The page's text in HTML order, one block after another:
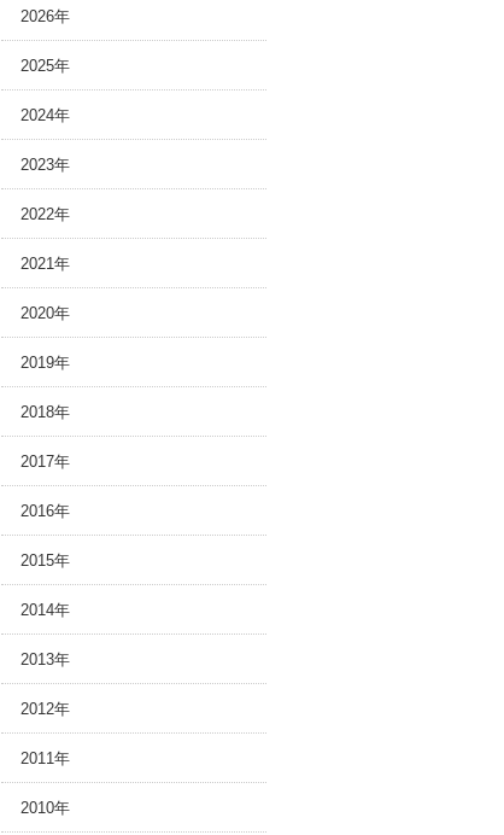
2026年
2025年
2024年
2023年
2022年
2021年
2020年
2019年
2018年
2017年
2016年
2015年
2014年
2013年
2012年
2011年
2010年